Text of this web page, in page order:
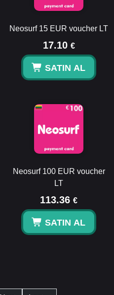
Neosurf 15 EUR voucher LT
17.10 €
SATIN AL
Neosurf 100 EUR voucher
LT
113.36 €
SATIN AL